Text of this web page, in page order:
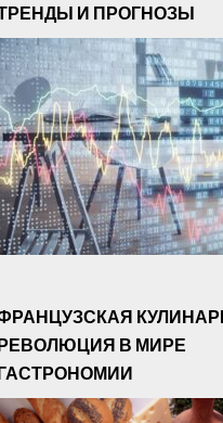
И ПРОГНОЗЫ
В МИРЕ